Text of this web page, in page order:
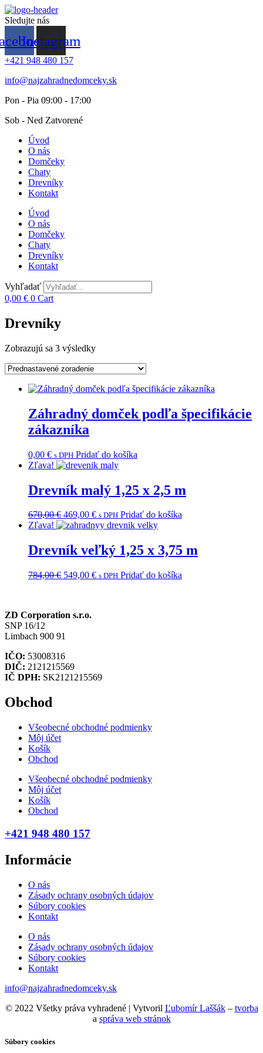
Preskočiť
na
Sledujte nás
Instagram
+421 948 480 157
info@najzahradnedomceky.sk
Pon - Pia 09:00 - 17:00
Sob - Ned Zatvorené
Úvod
O nás
Domčeky
Chaty
Drevníky
Kontakt
Úvod
O nás
Domčeky
Chaty
Drevníky
Kontakt
Vyhľadať
0,00 € 0 Cart
Drevníky
Zobrazujú sa 3 výsledky
Záhradný domček podľa špecifikácie
zákazníka
0,00 € s DPH Pridať do košíka
Zľava!
Drevník malý 1,25 x 2,5 m
670,00€ Pôvodná
cena
670,00 €.
469,00 €Aktuálna
cena
469,00 €.
s DPH Pridať do košíka
Zľava!
Drevník veľký 1,25 x 3,75 m
784,00€ Pôvodná
549,00 €Aktuálna
s DPH Pridať do košíka
ZD Corporation s.r.o.
SNP 16/12
Limbach 900 91
IČO: 53008316
DIČ: 2121215569
IČ DPH: SK2121215569
Obchod
Všeobecné obchodné podmienky
Môj účet
Košík
Obchod
Všeobecné obchodné podmienky
Môj účet
Košík
Obchod
+421 948 480 157
Informácie
O nás
Zásady ochrany osobných údajov
Súbory cookies
Kontakt
O nás
Zásady ochrany osobných údajov
Súbory cookies
Kontakt
info@najzahradnedomceky.sk
© 2022 Všetky práva vyhradené | Vytvoril Ľubomír Laššák– tvorba
a správa web stránok
Súbory cookies